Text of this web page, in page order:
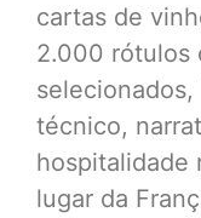
cartas de
2.000 rótulos
técnico,
hospitalidade
lugar da